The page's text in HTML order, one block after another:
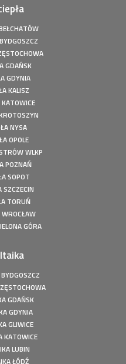
- Instalacja fotowoltaiczna
Instalacja fotowoltaiczna o
fotowoltaiczna o
Mitsubishi Heavy Split -
- Innova Nordic 10 KW
Instalacja fotowoltaiczna o
- BTS E5-DS5 - 5,12kWh
- Sofar - BTS E5-DS5 -
fotowoltaiczna o
- Łachów - Instalacja
fotowoltaiczna o
fotowoltaiczna o mocy:
fotowoltaiczna o mocy:
fotowoltaiczna o mocy:
fotowoltaiczna o mocy:
GDAŃSK
GDYNIA
KALISZ
NYSA
OPOLE
WLKP
POZNAŃ
SOPOT
SZCZECIN
TORUŃ
GÓRA
GDAŃSK
GDYNIA
GLIWICE
KATOWICE
LUBIN
ŁÓDŹ